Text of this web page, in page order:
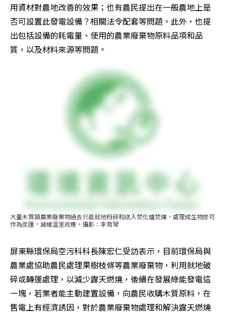
用資材對農地改善的效果；也有農民提出在一般農地上是
否可設置此發電設備？相關法令配套等問題。此外，也提
出包括設備的耗電量、使用的農業廢棄物原料品項和品
質，以及材料來源等問題。
大量木質類農業廢棄物過去只能就地粉碎和送入焚化爐焚燒，處理成生物炭可
作為炭匯，減緩溫室效應。攝影：李育琴
屏東縣環保局空污科科長陳宏仁受訪表示，目前環保局與
農業處協助農民處理果樹枝條等農業廢棄物，利用就地破
碎或轉運處理，以減少露天燃燒，後續在發展綠能發電這
一塊，若業者能主動建置設備，向農民收購木質原料，在
售電上有經濟誘因，對於農業廢棄物處理和解決露天燃燒